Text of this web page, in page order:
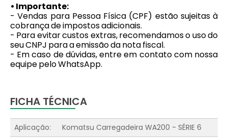
• Importante:
- Vendas para Pessoa Física (CPF) estão sujeitas à
cobrança de impostos adicionais.
- Para evitar custos extras, recomendamos o uso do
seu CNPJ para a emissão da nota fiscal.
- Em caso de dúvidas, entre em contato com nossa
equipe pelo WhatsApp.
FICHA TÉCNICA
Aplicação:
Komatsu Carregadeira WA200 - SÉRIE 6